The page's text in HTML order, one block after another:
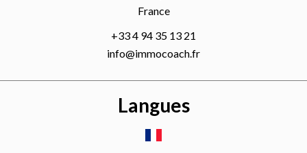
France
+33 4 94 35 13 21
info@immocoach.fr
Langues